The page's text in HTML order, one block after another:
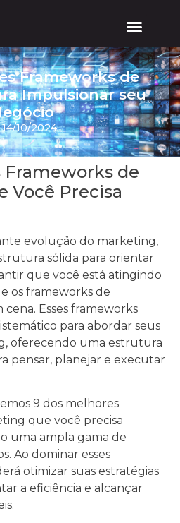
Frameworks de
Impulsionar seu
14/10/2024
Frameworks de
Você Precisa
evolução do marketing,
sólida para orientar
que você está atingindo
os frameworks de
Esses frameworks
para abordar seus
oferecendo uma estrutura
pensar, planejar e executar
9 dos melhores
que você precisa
uma ampla gama de
Ao dominar esses
otimizar suas estratégias
a eficiência e alcançar